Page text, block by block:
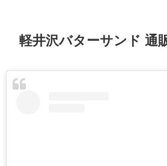
軽井沢バターサンド 通